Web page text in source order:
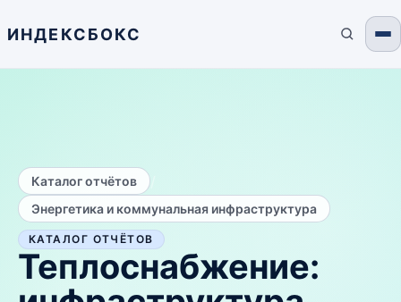
ИНДЕКСБОКС
Каталог отчётов
Энергетика и коммунальная инфраструктура
КАТАЛОГ ОТЧЁТОВ
Теплоснабжение: